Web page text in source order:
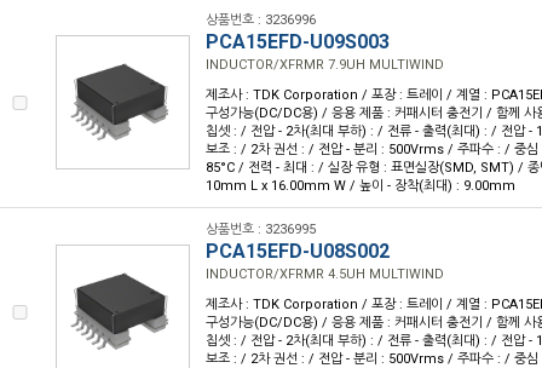
상품번호 : 3236996
PCA15EFD-U09S003
INDUCTOR/XFRMR 7.9UH MULTIWIND
제조사 : TDK Corporation / 포장 : 트레이 / 계열 :
구성가능(DC/DC용) / 응용 제품 : 커패시터 충전기 / 함께
칩셋 : / 전압 - 2차(최대 부하) : / 전류 - 출력(최대) : / 전압 -
보조 : / 2차 권선 : / 전압 - 분리 : 500Vrms / 주파수 : / 중심
85°C / 전력 - 최대 : / 실장 유형 : 표면실장(SMD, SMT) /
10mm L x 16.00mm W / 높이 - 장착(최대) : 9.00mm
상품번호 : 3236995
PCA15EFD-U08S002
INDUCTOR/XFRMR 4.5UH MULTIWIND
제조사 : TDK Corporation / 포장 : 트레이 / 계열 :
구성가능(DC/DC용) / 응용 제품 : 커패시터 충전기 / 함께
칩셋 : / 전압 - 2차(최대 부하) : / 전류 - 출력(최대) : / 전압 -
보조 : / 2차 권선 : / 전압 - 분리 : 500Vrms / 주파수 : / 중심